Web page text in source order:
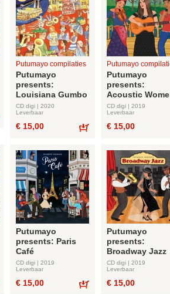
Putumayo compilaties
Putumayo
presents:
Louisiana Gumbo
CD digi | 2020
Leverbaar
€ 15,00
Putumayo
Putumayo
presents:
Acoustic
CD digi | 2019
Leverbaar
€ 15,00
Putumayo
presents: Paris
Café
CD digi | 2019
Leverbaar
€ 15,00
Putumayo
presents:
Broadway Jazz
CD digi | 2019
Leverbaar
€ 15,00